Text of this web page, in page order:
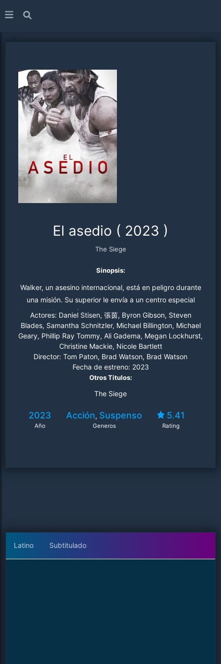
El asedio ( 2023 )
The Siege
Sinopsis:
Walker, un asesino internacional, está en peligro durante
una misión. Su superior le envía a un centro especial
donde Walker será procesado para conseguir una nueva
identidad. Durante su estancia en las instalaciones, un
despiadado grupo de asaltantes irrumpe en el complejo
en busca de alguien a quien su jefe ha perdido. Walker
se une a regañadientes a Elda, una experta asesina a
sueldo, y a Juliet, su misteriosa pupila, para maximizar
Actores: Daniel Stisen, 張茵, Byron Gibson, Steven
Blades, Samantha Schnitzler, Michael Billington, Michael
Geary, Phillip Ray Tommy, Ali Gadema, Megan Lockhurst,
Christine Mackie, Nicole Bartlett
Director: Tom Paton, Brad Watson, Brad Watson
Fecha de estreno: 2023
Otros Titulos:
The Siege
2023
Año
Acción, Suspenso
Generos
5.41
Rating
Latino Subtitulado